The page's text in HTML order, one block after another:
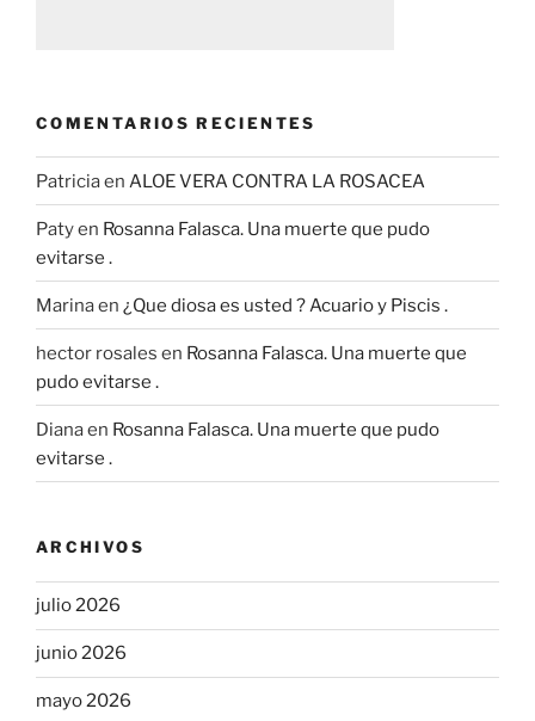
COMENTARIOS RECIENTES
Patriciaen ALOE VERA CONTRA LA ROSACEA
Patyen Rosanna Falasca. Una muerte que pudo
evitarse .
Marinaen ¿Que diosa es usted ? Acuario y Piscis .
hector rosales en Rosanna Falasca. Una muerte que
pudo evitarse .
Dianaen Rosanna Falasca. Una muerte que pudo
evitarse .
ARCHIVOS
julio 2026
junio 2026
mayo 2026